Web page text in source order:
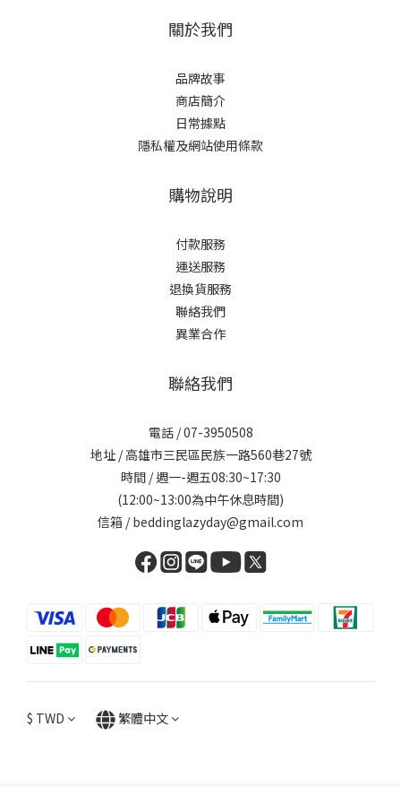
關於我們
品牌故事
商店簡介
日常據點
隱私權及網站使用條款
購物說明
付款服務
運送服務
退換貨服務
聯絡我們
異業合作
聯絡我們
電話 / 07-3950508
地址 / 高雄市三民區民族一路560巷27號
時間 / 週一-週五08:30~17:30
(12:00~13:00為中午休息時間)
信箱 / beddinglazyday@gmail.com
$ TWD 繁體中文